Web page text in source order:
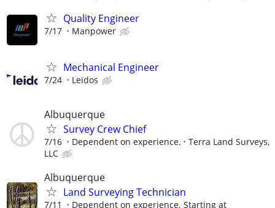
Quality Engineer
7/17 Manpower
Mechanical Engineer
7/24 Leidos
Albuquerque
Survey Crew Chief
7/16 Dependent on experience.
Terra Land Surveys,
LLC
Albuquerque
Land Surveying Technician
7/11 Dependent on experience. Starting at